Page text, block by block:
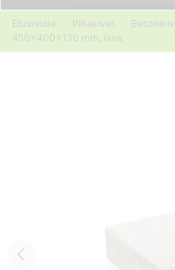
Etusivulle Pihakivet
450x400x130 mm, lava